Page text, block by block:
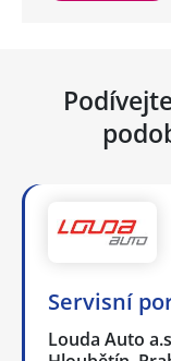
Servisní
Louda Auto